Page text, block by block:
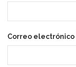
Correo electrónico